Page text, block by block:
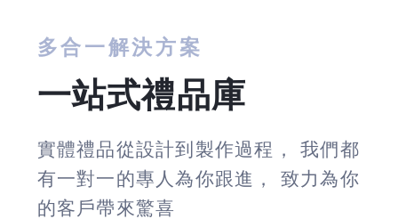
多合一解決方案
一站式禮品庫
實體禮品從設計到製作過程， 我們都
有一對一的專人為你跟進， 致力為你
的客戶帶來驚喜